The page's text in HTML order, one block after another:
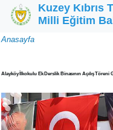
Ana içeriğe atla
Kuzey Kıbrıs
Milli Eğitim
Sayfa
Anasayfa
Alayköy İlkokulu Ek Derslik Binasının Açılış Töreni